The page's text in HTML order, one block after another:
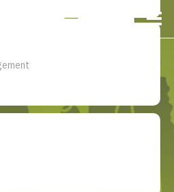
voor hotel